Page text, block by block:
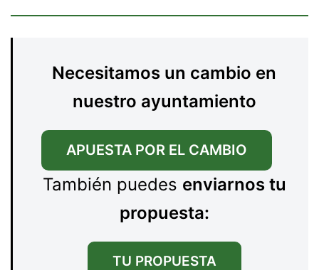
Necesitamos un cambio en
nuestro ayuntamiento
APUESTA POR EL CAMBIO
También puedes enviarnos tu
propuesta:
TU PROPUESTA